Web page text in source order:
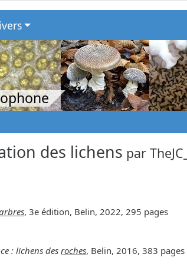
des lichens par TheJC_
, 3e édition, Belin, 2022, 295 pages
: lichens des roches, Belin, 2016, 383 pages